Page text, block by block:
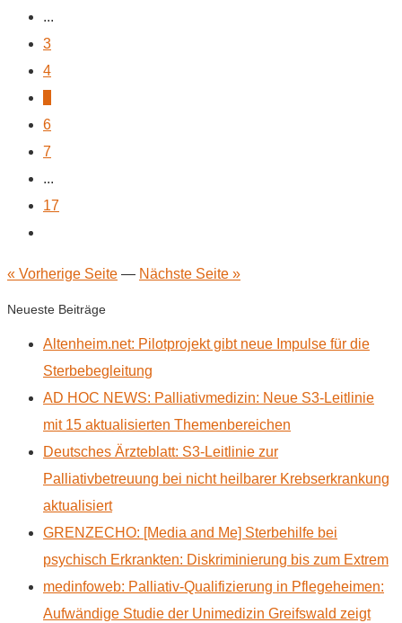
...
3
4
6
7
...
17
« Vorherige Seite — Nächste Seite »
Neueste Beiträge
Altenheim.net: Pilotprojekt gibt neue Impulse für die
Sterbebegleitung
AD HOC NEWS: Palliativmedizin: Neue S3-Leitlinie
mit 15 aktualisierten Themenbereichen
Deutsches Ärzteblatt: S3-Leitlinie zur
Palliativbetreuung bei nicht heilbarer Krebserkrankung
aktualisiert
GRENZECHO: [Media and Me] Sterbehilfe bei
psychisch Erkrankten: Diskriminierung bis zum Extrem
medinfoweb: Palliativ-Qualifizierung in Pflegeheimen:
Aufwändige Studie der Unimedizin Greifswald zeigt